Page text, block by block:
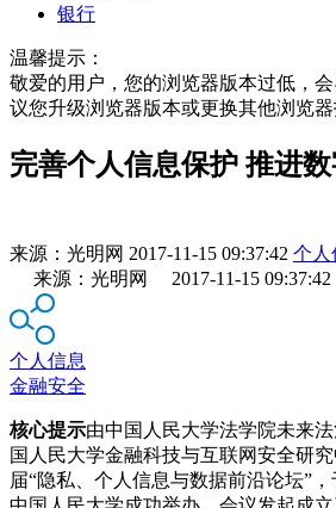
银行
温馨提示：
敬爱的用户，您的浏览器版本过低，
议您升级浏览器版本或更换其他浏览器
完善个人信息保护 推进
来源： 光明网 2017-11-15 09:37:42 个人
来源：光明网 2017-11-15 09:37:42
个人信息
金融安全
核心提示由中国人民大学法学院未来
国人民大学金融科技与互联网安全研
届“隐私、个人信息与数据前沿论坛”，